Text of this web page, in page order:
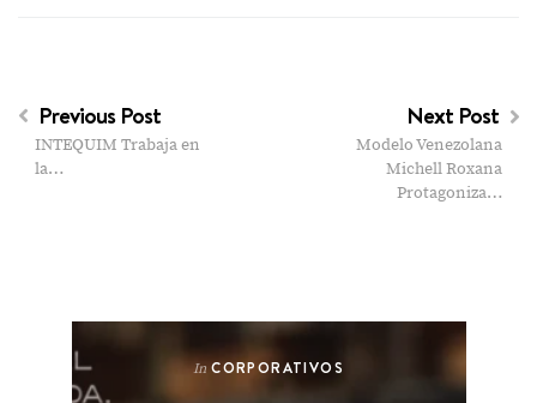
Previous Post
INTEQUIM Trabaja en
la…
Next Post
Modelo Venezolana
Michell Roxana
Protagoniza…
In CORPORATIVOS